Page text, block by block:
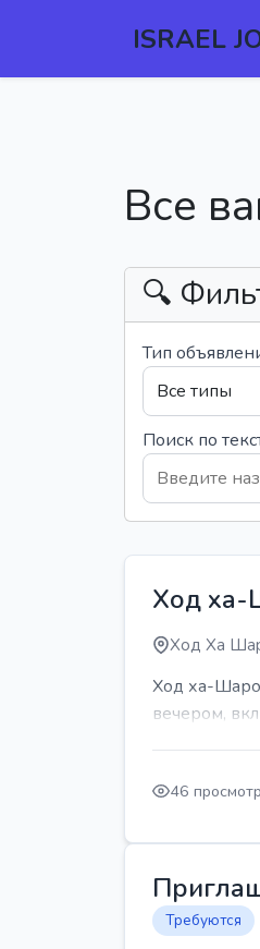
ISRAEL
Все
🔍
Тип
Поиск по
Ход ха-
Ход Ха
Ход ха-
вечером,
46
Требуются